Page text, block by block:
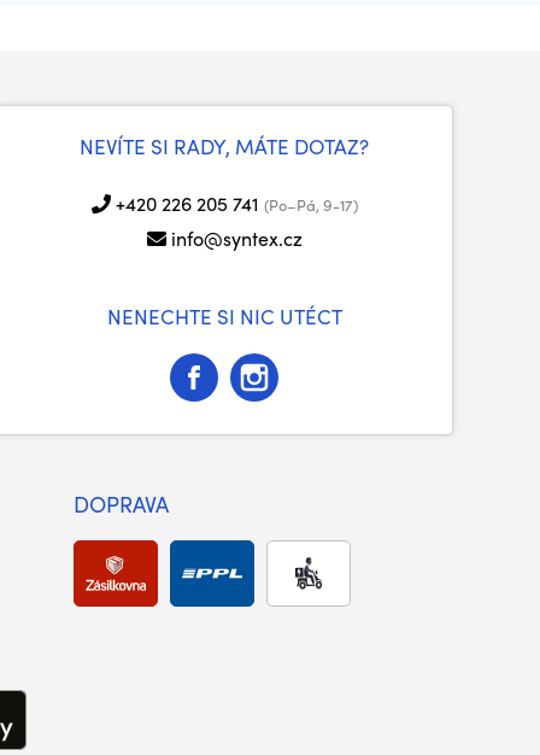
NEVÍTE SI RADY, MÁTE DOTAZ?
+420 226 205 741 (Po–Pá, 9-17)
info@syntex.cz
NENECHTE SI NIC UTÉCT
DOPRAVA